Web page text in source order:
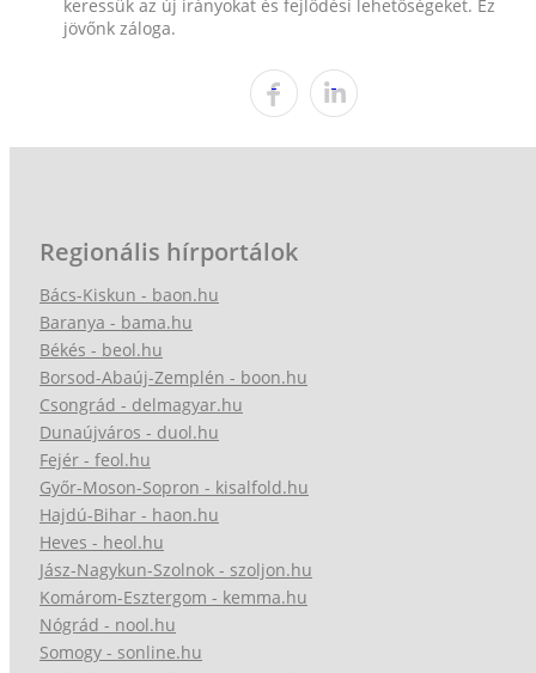
keressük az új irányokat és fejlődési lehetőségeket. Ez
jövőnk záloga.
Regionális hírportálok
Bács-Kiskun - baon.hu
Baranya - bama.hu
Békés - beol.hu
Borsod-Abaúj-Zemplén - boon.hu
Csongrád - delmagyar.hu
Dunaújváros - duol.hu
Fejér - feol.hu
Győr-Moson-Sopron - kisalfold.hu
Hajdú-Bihar - haon.hu
Heves - heol.hu
Jász-Nagykun-Szolnok - szoljon.hu
Komárom-Esztergom - kemma.hu
Nógrád - nool.hu
Somogy - sonline.hu